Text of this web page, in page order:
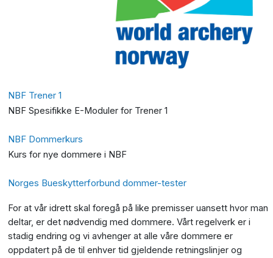
NBF Trener 1
NBF Spesifikke E-Moduler for Trener 1
NBF Dommerkurs
Kurs for nye dommere i NBF
Norges Bueskytterforbund dommer-tester
For at vår idrett skal foregå på like premisser uansett hvor man
deltar, er det nødvendig med dommere. Vårt regelverk er i
stadig endring og vi avhenger at alle våre dommere er
oppdatert på de til enhver tid gjeldende retningslinjer og